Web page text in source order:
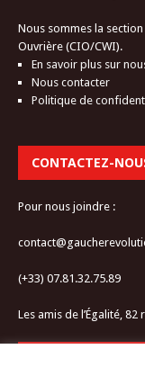
Nous sommes la
Ouvrière (CIO/CWI).
En savoir plus sur
Nous contacter
Politique de
CONTACTEZ-
Pour nous joindre :
(+33) 07.81.32.75.89
Les amis de l’Égalité, 82